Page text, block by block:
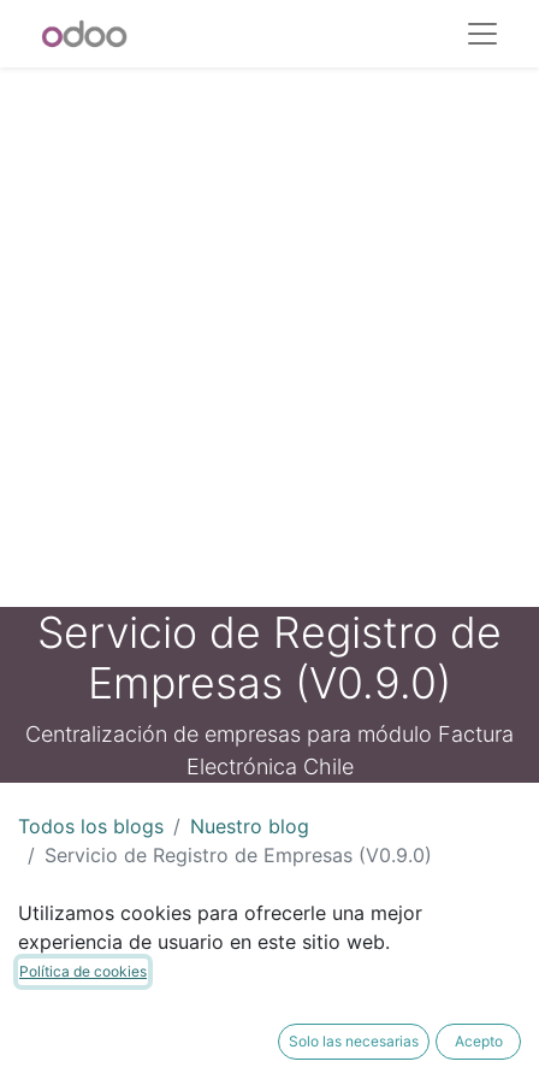
Servicio de Registro de
Empresas (V0.9.0)
Centralización de empresas para módulo Factura
Electrónica Chile
Todos los blogs
Nuestro blog
Servicio de Registro de Empresas (V0.9.0)
Hola!
En la nueva versión 0.9 del módulo l10n_cl_fe , he
Utilizamos cookies para ofrecerle una mejor
experiencia de usuario en este sitio web.
Política de cookies
Solo las necesarias Acepto